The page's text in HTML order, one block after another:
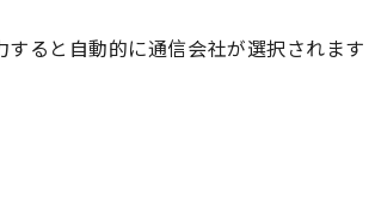
すると自動的に通信会社が選択されます